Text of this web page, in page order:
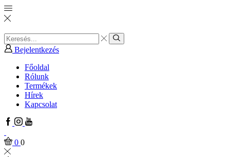
Search
input
Search
Bejelentkezés
Főoldal
Rólunk
Termékek
Hírek
Kapcsolat
Facebook
Instagram
Youtube
0 0